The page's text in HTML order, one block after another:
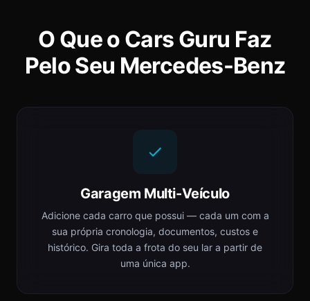
O Que o Cars Guru Faz
Pelo Seu Mercedes-Benz
Garagem Multi-Veículo
Adicione cada carro que possui — cada um com a
sua própria cronologia, documentos, custos e
histórico. Gira toda a frota do seu lar a partir de
uma única app.